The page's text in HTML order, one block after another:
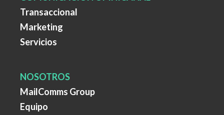
Transaccional
Marketing
Servicios
NOSOTROS
MailComms Group
Equipo